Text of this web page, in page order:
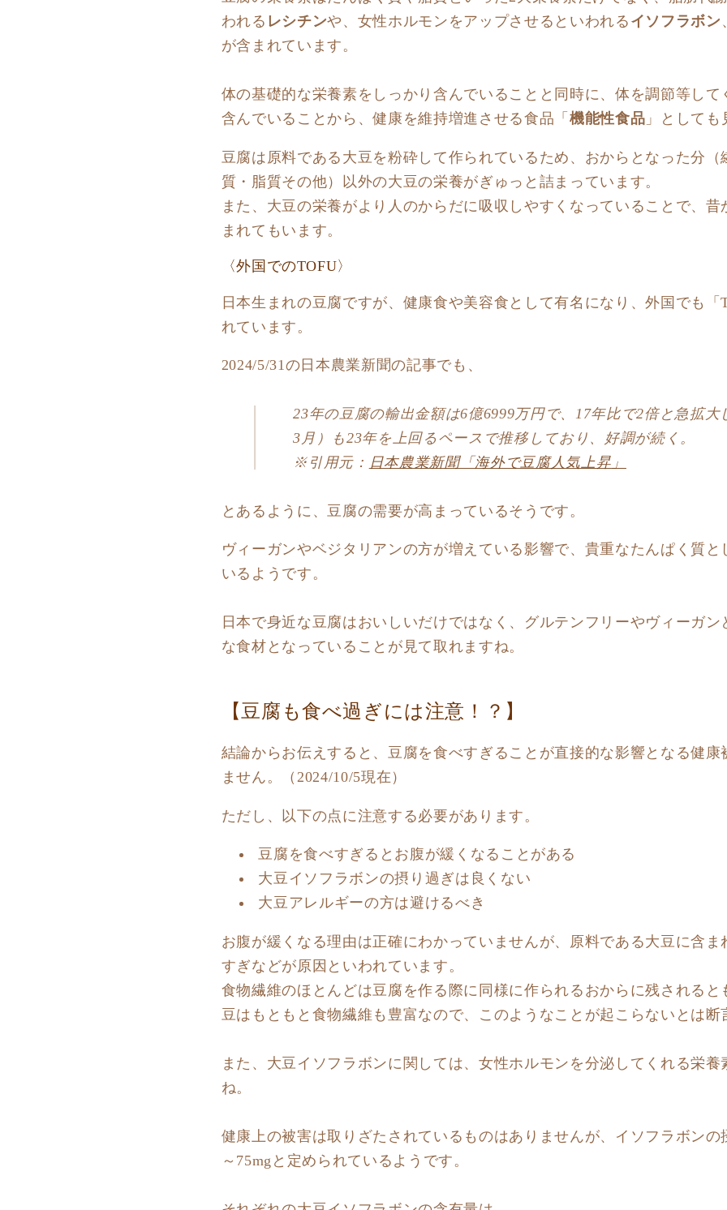
われる レシチンや、女性ホルモンをアップさせるといわれる イソフラボン
が含まれています。
体の基礎的な栄養素をしっかり含んでいることと同時に、体を調節等して
含んでいることから、健康を維持増進させる食品「 機能性食品 」としても
豆腐は原料である大豆を粉砕して作られているため、おからとなった分（
質・脂質その他）以外の大豆の栄養がぎゅっと詰まっています。
また、大豆の栄養がより人のからだに吸収しやすくなっていることで、
まれてもいます。
〈外国でのTOFU〉
日本生まれの豆腐ですが、健康食や美容食として有名になり、外国でも「
れています。
2024/5/31の日本農業新聞の記事でも、
23年の豆腐の輸出金額は6億6999万円で、17年比で2倍と急拡大
3月）も23年を上回るペースで推移しており、好調が続く。
※引用元： 日本農業新聞「海外で豆腐人気上昇」
とあるように、豆腐の需要が高まっているそうです。
ヴィーガンやベジタリアンの方が増えている影響で、貴重なたんぱく質と
いるようです。
日本で身近な豆腐はおいしいだけではなく、グルテンフリーやヴィーガ
な食材となっていることが見て取れますね。
【豆腐も食べ過ぎには注意！？】
結論からお伝えすると、豆腐を食べすぎることが直接的な影響となる健康
ません。（2024/10/5現在）
ただし、以下の点に注意する必要があります。
豆腐を食べすぎるとお腹が緩くなることがある
大豆イソフラボンの摂り過ぎは良くない
大豆アレルギーの方は避けるべき
お腹が緩くなる理由は正確にわかっていませんが、原料である大豆に含ま
すぎなどが原因といわれています。
食物繊維のほとんどは豆腐を作る際に同様に作られるおからに残されると
豆はもともと食物繊維も豊富なので、このようなことが起こらないとは断
また、大豆イソフラボンに関しては、女性ホルモンを分泌してくれる栄養
ね。
健康上の被害は取りざたされているものはありませんが、イソフラボンの
～75mgと定められているようです。